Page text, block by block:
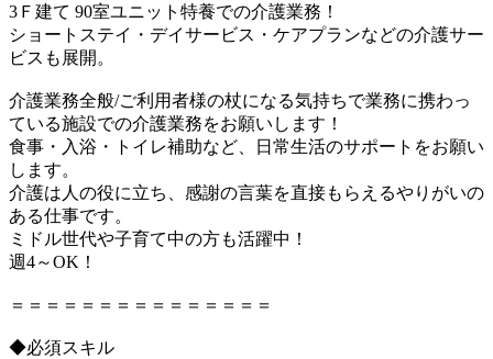
3Ｆ建て 90室ユニット特養での介護業務！
ショートステイ・デイサービス・ケアプランなどの介護サー
ビスも展開。
介護業務全般/ご利用者様の杖になる気持ちで業務に携わっ
ている施設での介護業務をお願いします！
食事・入浴・トイレ補助など、日常生活のサポートをお願い
します。
介護は人の役に立ち、感謝の言葉を直接もらえるやりがいの
ある仕事です。
ミドル世代や子育て中の方も活躍中！
週4～OK！
＝＝＝＝＝＝＝＝＝＝＝＝＝＝＝
◆必須スキル